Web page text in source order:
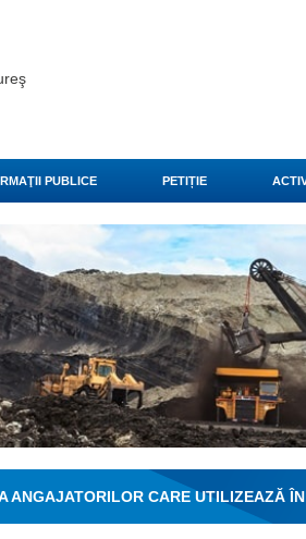
PUBLICE PETIȚIE
ANGAJATORILOR CARE UTILIZEAZĂ